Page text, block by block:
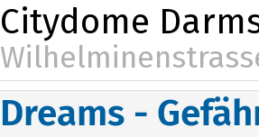
Citydome
20:00
Dreams -